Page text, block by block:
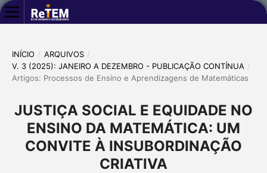
INÍCIO / ARQUIVOS /
V. 3 (2025): JANEIRO A DEZEMBRO - PUBLICAÇÃO CONTÍNUA /
Artigos: Processos de Ensino e Aprendizagens de Matemáticas
JUSTIÇA SOCIAL E EQUIDADE NO
ENSINO DA MATEMÁTICA: UM
CONVITE À INSUBORDINAÇÃO
CRIATIVA